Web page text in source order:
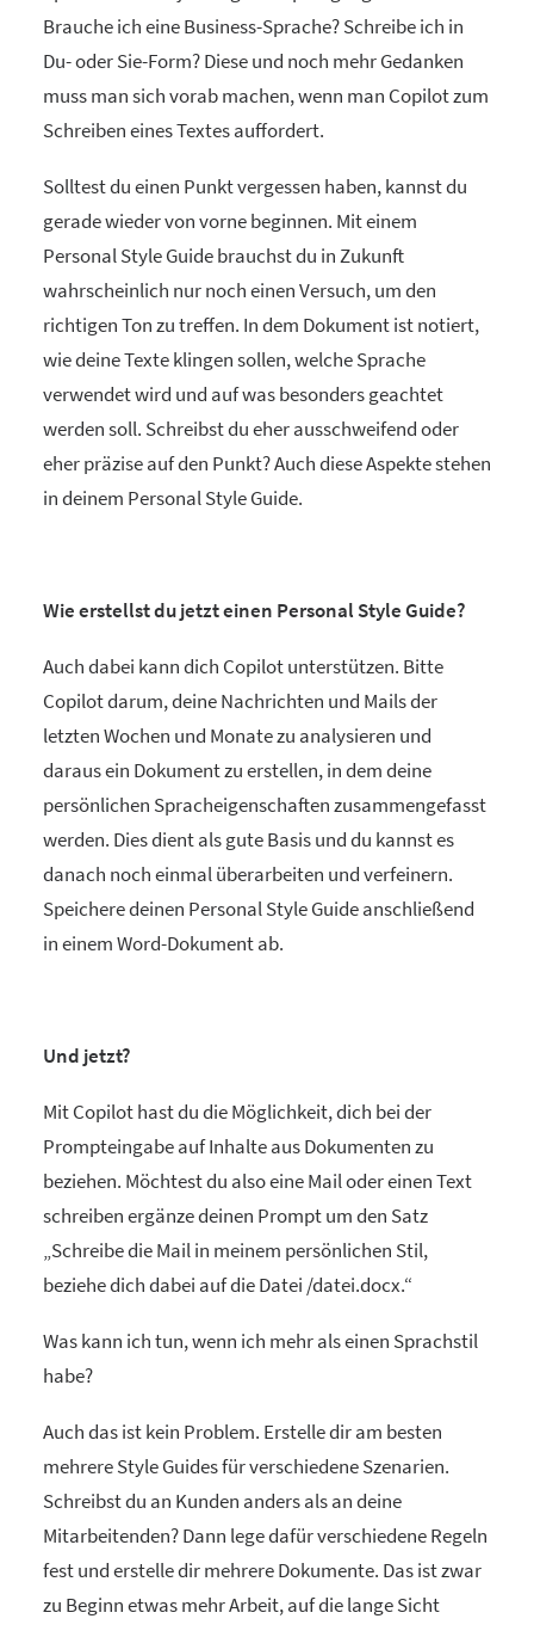
Brauche ich eine Business-Sprache? Schreibe ich in
Du- oder Sie-Form? Diese und noch mehr Gedanken
muss man sich vorab machen, wenn man Copilot zum
Schreiben eines Textes auffordert.
Solltest du einen Punkt vergessen haben, kannst du
gerade wieder von vorne beginnen. Mit einem
Personal Style Guide brauchst du in Zukunft
wahrscheinlich nur noch einen Versuch, um den
richtigen Ton zu treffen. In dem Dokument ist notiert,
wie deine Texte klingen sollen, welche Sprache
verwendet wird und auf was besonders geachtet
werden soll. Schreibst du eher ausschweifend oder
eher präzise auf den Punkt? Auch diese Aspekte stehen
in deinem Personal Style Guide.
Wie erstellst du jetzt einen Personal Style Guide?
Auch dabei kann dich Copilot unterstützen. Bitte
Copilot darum, deine Nachrichten und Mails der
letzten Wochen und Monate zu analysieren und
daraus ein Dokument zu erstellen, in dem deine
persönlichen Spracheigenschaften zusammengefasst
werden. Dies dient als gute Basis und du kannst es
danach noch einmal überarbeiten und verfeinern.
Speichere deinen Personal Style Guide anschließend
in einem Word-Dokument ab.
Und jetzt?
Mit Copilot hast du die Möglichkeit, dich bei der
Prompteingabe auf Inhalte aus Dokumenten zu
beziehen. Möchtest du also eine Mail oder einen Text
schreiben ergänze deinen Prompt um den Satz
„Schreibe die Mail in meinem persönlichen Stil,
beziehe dich dabei auf die Datei /datei.docx.“
Was kann ich tun, wenn ich mehr als einen Sprachstil
habe?
Auch das ist kein Problem. Erstelle dir am besten
mehrere Style Guides für verschiedene Szenarien.
Schreibst du an Kunden anders als an deine
Mitarbeitenden? Dann lege dafür verschiedene Regeln
fest und erstelle dir mehrere Dokumente. Das ist zwar
zu Beginn etwas mehr Arbeit, auf die lange Sicht